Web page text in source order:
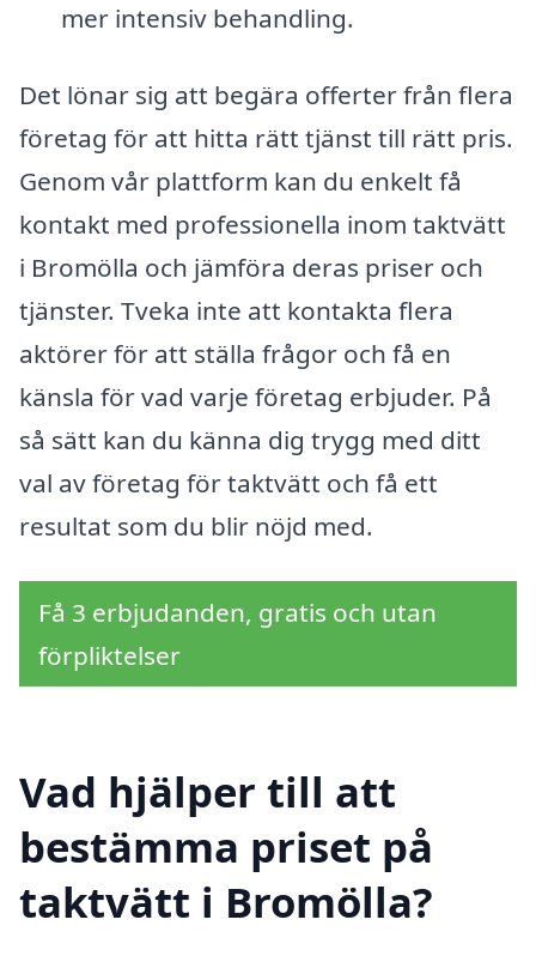
mer intensiv behandling.
Det lönar sig att begära offerter från flera
företag för att hitta rätt tjänst till rätt pris.
Genom vår plattform kan du enkelt få
kontakt med professionella inom taktvätt
i Bromölla och jämföra deras priser och
tjänster. Tveka inte att kontakta flera
aktörer för att ställa frågor och få en
känsla för vad varje företag erbjuder. På
så sätt kan du känna dig trygg med ditt
val av företag för taktvätt och få ett
resultat som du blir nöjd med.
Få 3 erbjudanden, gratis och utan
förpliktelser
Vad hjälper till att
bestämma priset på
taktvätt i Bromölla?